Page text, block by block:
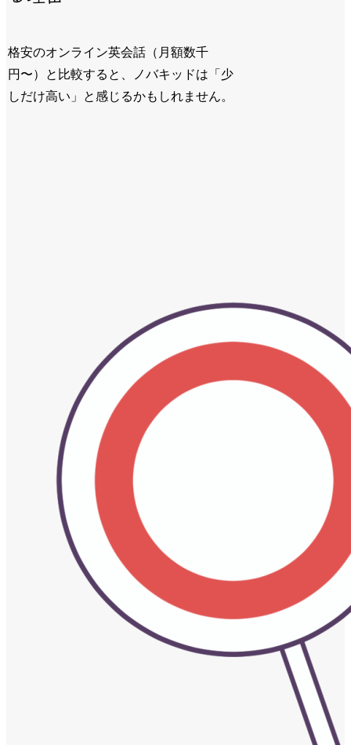
格安のオンライン英会話（月額数千
円〜）と比較すると、ノバキッドは「少
しだけ高い」と感じるかもしれません。